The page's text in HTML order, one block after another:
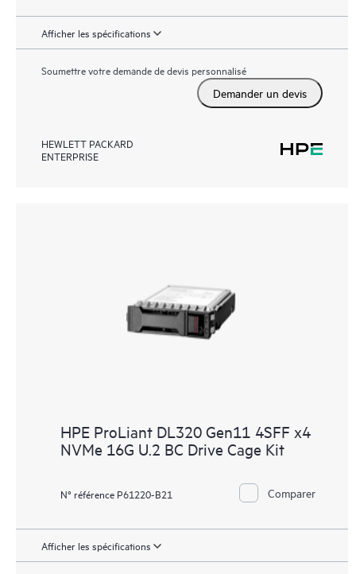
Afficher les spécifications
Soumettre votre demande de devis personnalisé
Demander un devis
HEWLETT PACKARD
ENTERPRISE
HPE ProLiant DL320 Gen11 4SFF x4
NVMe 16G U.2 BC Drive Cage Kit
N° référence P61220-B21 Comparer
Afficher les spécifications